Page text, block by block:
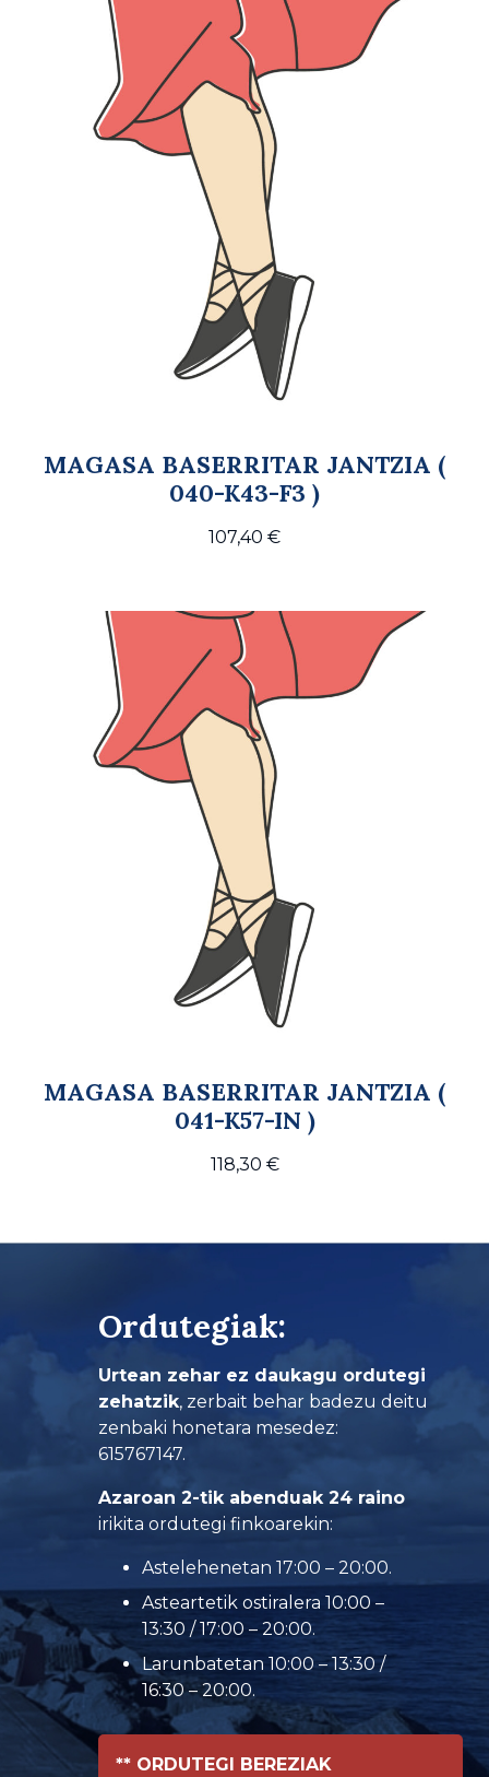
MAGASA BASERRITAR JANTZIA (
040-K43-F3 )
107,40 €
MAGASA BASERRITAR JANTZIA (
041-K57-IN )
118,30 €
Ordutegiak:
Urtean zehar ez daukagu ordutegi
zehatzik, zerbait behar badezu deitu
zenbaki honetara mesedez:
615767147.
Azaroan 2-tik abenduak 24 raino
irikita ordutegi finkoarekin:
Astelehenetan 17:00 – 20:00.
Asteartetik ostiralera 10:00 –
13:30 / 17:00 – 20:00.
Larunbatetan 10:00 – 13:30 /
16:30 – 20:00.
** ORDUTEGI BEREZIAK